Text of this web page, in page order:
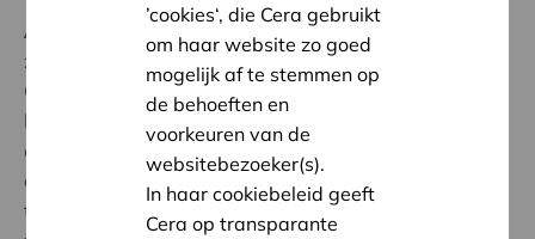
Ambitie:
Een solidaire, respectvolle samenleving
zonder drempels
Cera steunt de aankoop van een therapiebad ten
behoeve van mensen met veel spierspanning en
andere fysieke problemen. Voor hen is warm water
een ware weldaad voor het lichaam. Het Cera-
therapiebad krijgt een plek in de vernieuwde
’cookies‘, die Cera gebruikt
om haar website zo goed
mogelijk af te stemmen op
de behoeften en
voorkeuren van de
websitebezoeker(s).
In haar cookiebeleid geeft
Cera op transparante